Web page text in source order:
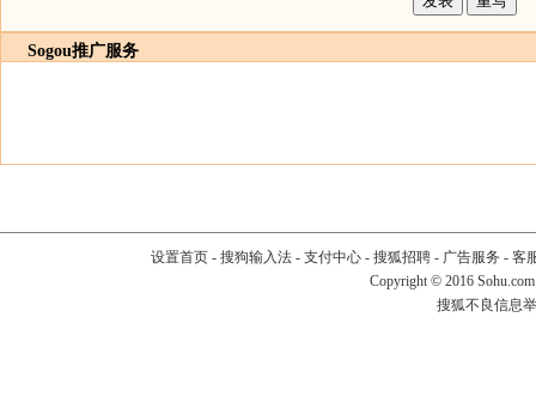
Sogou推广服务
设置首页- 搜狗输入法- 支付中心- 搜狐招聘- 广告服务 - 客
Copyright © 2016
搜狐不良信息